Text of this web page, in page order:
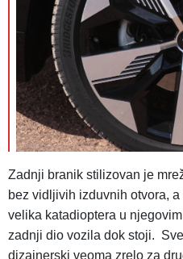
Zadnji branik stilizovan je
bez vidljivih izduvnih otvora,
velika katadioptera u
zadnji dio vozila dok stoji.
dizajnerski veoma zrelo za